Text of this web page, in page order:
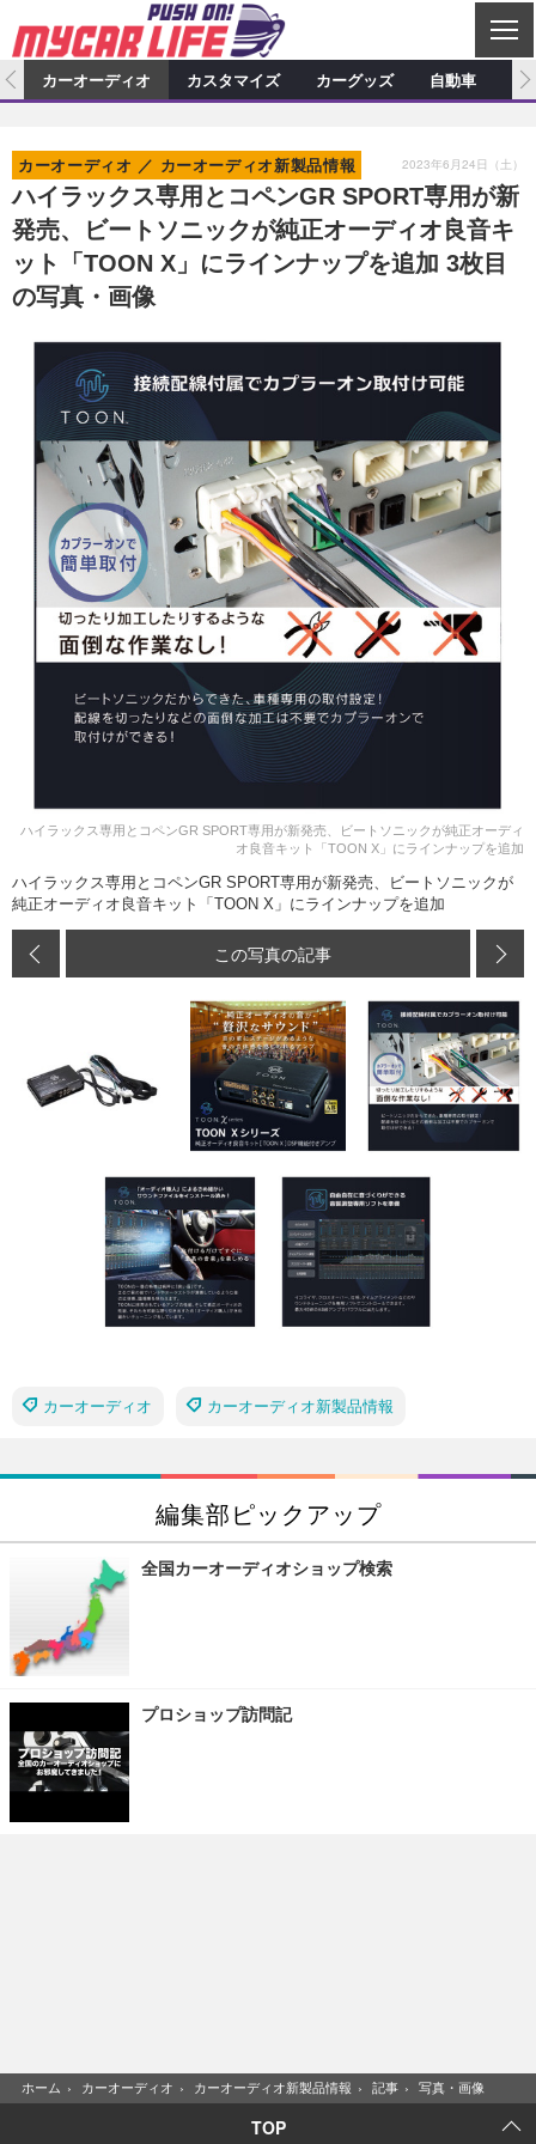
C
L
S
E
カーオーディオ
プロショップ検索 ショップ訪問記
カーオーディオニュース デモカー製作記
その他
カスタマイズ特集記事 カスタマイズ新製品情報
カスタマイズニュース
カーグッズ
カーグッズ特集記事 カーグッズ新製品情報
カーグッズニュース
自動車
ニュース
アクセスランキング
カーオーディオ カスタマイズ カーグッズ 自動車
ハイラックス専用とコペンGR SPORT専用が新
発売、ビートソニックが純正オーディオ良音キ
ット「TOON X」にラインナップを追加 3枚目
の写真・画像
カーオーディオ カーオーディオ新製品情報 2023年6月24日（土）
ハイラックス専用とコペンGR SPORT専用が新発売、ビートソニックが純正オーディ
オ良音キット「TOON X」にラインナップを追加
ハイラックス専用とコペンGR SPORT専用が新発売、ビートソニックが
純正オーディオ良音キット「TOON X」にラインナップを追加
この写真の記事
カーオーディオ カーオーディオ新製品情報
編集部ピックアップ
全国カーオーディオショップ検索
プロショップ訪問記
ホーム › カーオーディオ › カーオーディオ新製品情報 › 記事 › 写真・画像
TOP